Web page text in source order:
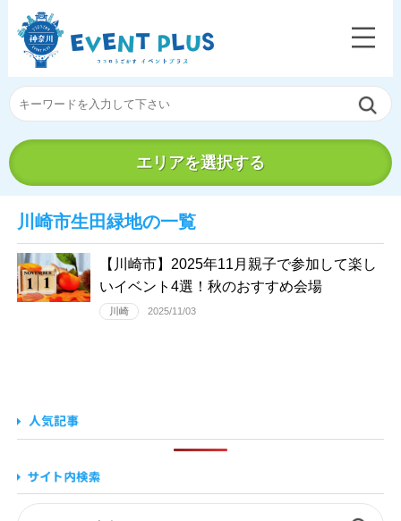
エリアを選択する
川崎市生田緑地の一覧
【川崎市】2025年11月親子で参加して楽し
いイベント4選！秋のおすすめ会場
川崎 2025/11/03